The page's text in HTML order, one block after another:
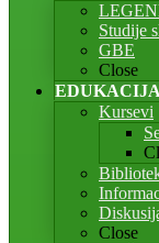
Studije
GBE
Close
EDUKACIJA
Kursevi
Close